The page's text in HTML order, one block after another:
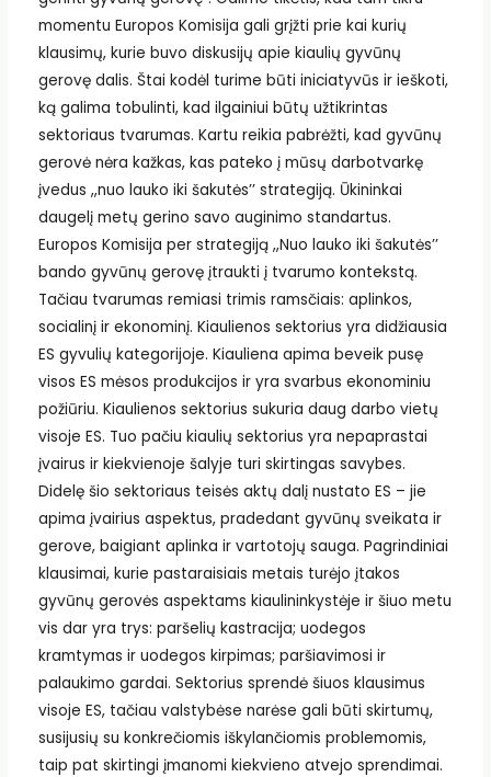
momentu Europos Komisija gali grįžti prie kai kurių
klausimų, kurie buvo diskusijų apie kiaulių gyvūnų
gerovę dalis. Štai kodėl turime būti iniciatyvūs ir ieškoti,
ką galima tobulinti, kad ilgainiui būtų užtikrintas
sektoriaus tvarumas. Kartu reikia pabrėžti, kad gyvūnų
gerovė nėra kažkas, kas pateko į mūsų darbotvarkę
įvedus ,,nuo lauko iki šakutės’’ strategiją. Ūkininkai
daugelį metų gerino savo auginimo standartus.
Europos Komisija per strategiją ,,Nuo lauko iki šakutės’’
bando gyvūnų gerovę įtraukti į tvarumo kontekstą.
Tačiau tvarumas remiasi trimis ramsčiais: aplinkos,
socialinį ir ekonominį. Kiaulienos sektorius yra didžiausia
ES gyvulių kategorijoje. Kiauliena apima beveik pusę
visos ES mėsos produkcijos ir yra svarbus ekonominiu
požiūriu. Kiaulienos sektorius sukuria daug darbo vietų
visoje ES. Tuo pačiu kiaulių sektorius yra nepaprastai
įvairus ir kiekvienoje šalyje turi skirtingas savybes.
Didelę šio sektoriaus teisės aktų dalį nustato ES – jie
apima įvairius aspektus, pradedant gyvūnų sveikata ir
gerove, baigiant aplinka ir vartotojų sauga. Pagrindiniai
klausimai, kurie pastaraisiais metais turėjo įtakos
gyvūnų gerovės aspektams kiaulininkystėje ir šiuo metu
vis dar yra trys: paršelių kastracija; uodegos
kramtymas ir uodegos kirpimas; paršiavimosi ir
palaukimo gardai. Sektorius sprendė šiuos klausimus
visoje ES, tačiau valstybėse narėse gali būti skirtumų,
susijusių su konkrečiomis iškylančiomis problemomis,
taip pat skirtingi įmanomi kiekvieno atvejo sprendimai.